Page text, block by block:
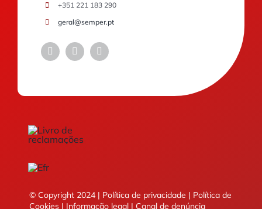
+351 221 183 290
geral@semper.pt
© Copyright 2024 | Política de privacidade | Política de
Cookies| Informação legal| Canal de denúncia